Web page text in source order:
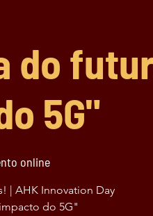
do
5G"
online
| AHK Innovation Day
do 5G"